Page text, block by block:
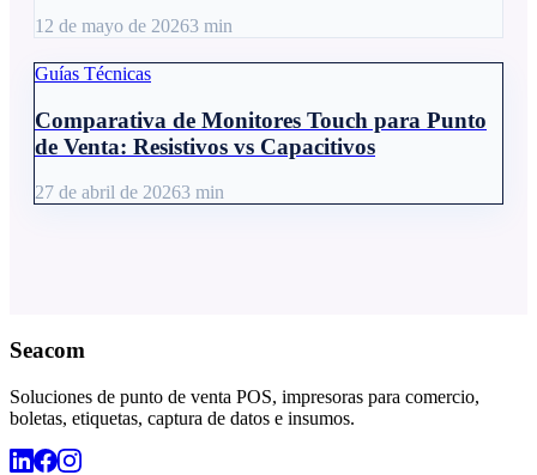
12 de mayo de 20263 min
Guías Técnicas
Comparativa de Monitores Touch para Punto
de Venta: Resistivos vs Capacitivos
27 de abril de 20263 min
Seacom
Soluciones de punto de venta POS, impresoras para comercio,
boletas, etiquetas, captura de datos e insumos.